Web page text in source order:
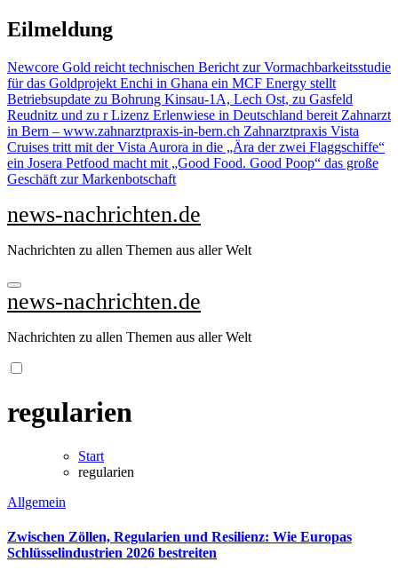
Zu
Inhalten
Eilmeldung
Newcore Gold reicht technischen Bericht zur Vormachbarkeitsstudie
für das Goldprojekt Enchi in Ghana ein MCF Energy stellt
Betriebsupdate zu Bohrung Kinsau-1A, Lech Ost, zu Gasfeld
Reudnitz und zu r Lizenz Erlenwiese in Deutschland bereit Zahnarzt
in Bern – www.zahnarztpraxis-in-bern.ch Zahnarztpraxis Vista
Cruises tritt mit der Vista Aurora in die „Ära der zwei Flaggschiffe“
ein Josera Petfood macht mit „Good Food. Good Poop“ das große
Geschäft zur Markenbotschaft
news-nachrichten.de
Nachrichten zu allen Themen aus aller Welt
news-nachrichten.de
Nachrichten zu allen Themen aus aller Welt
regularien
Start
regularien
Allgemein
Zwischen Zöllen, Regularien und Resilienz: Wie Europas
Schlüsselindustrien 2026 bestreiten